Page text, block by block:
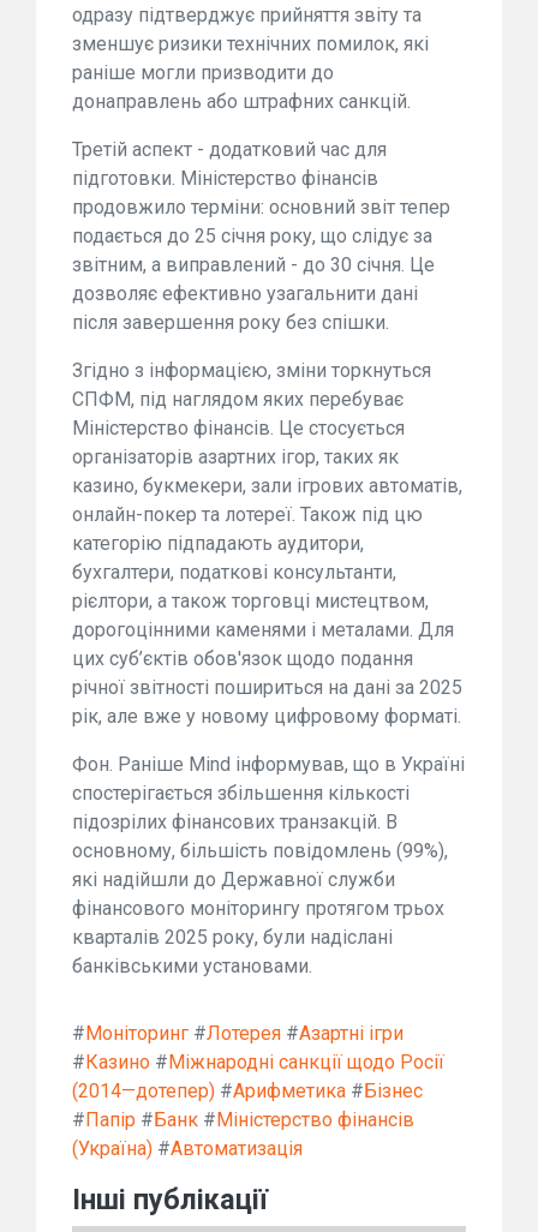
одразу підтверджує прийняття звіту та
зменшує ризики технічних помилок, які
раніше могли призводити до
донаправлень або штрафних санкцій.
Третій аспект - додатковий час для
підготовки. Міністерство фінансів
продовжило терміни: основний звіт тепер
подається до 25 січня року, що слідує за
звітним, а виправлений - до 30 січня. Це
дозволяє ефективно узагальнити дані
після завершення року без спішки.
Згідно з інформацією, зміни торкнуться
СПФМ, під наглядом яких перебуває
Міністерство фінансів. Це стосується
організаторів азартних ігор, таких як
казино, букмекери, зали ігрових автоматів,
онлайн-покер та лотереї. Також під цю
категорію підпадають аудитори,
бухгалтери, податкові консультанти,
рієлтори, а також торговці мистецтвом,
дорогоцінними каменями і металами. Для
цих суб’єктів обов'язок щодо подання
річної звітності пошириться на дані за 2025
рік, але вже у новому цифровому форматі.
Фон. Раніше Mind інформував, що в Україні
спостерігається збільшення кількості
підозрілих фінансових транзакцій. В
основному, більшість повідомлень (99%),
які надійшли до Державної служби
фінансового моніторингу протягом трьох
кварталів 2025 року, були надіслані
банківськими установами.
# Моніторинг #Лотерея #Азартні ігри
# Казино # Міжнародні санкції щодо Росії
(2014—дотепер) #Арифметика # Бізнес
# Папір # Банк # Міністерство фінансів
(Україна) #Автоматизація
Інші публікації